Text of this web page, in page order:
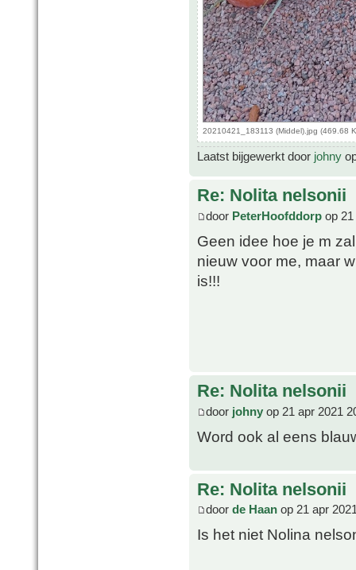
20210421_183113 (Middel).jpg (469.68
Laatst bijgewerkt door johny
Re: Nolita nelsonii
door PeterHoofddorp op
Geen idee hoe je m
nieuw voor me, maar
is!!!
Re: Nolita nelsonii
door johny op 21 apr 2021
Word ook al eens
Re: Nolita nelsonii
door de Haan op 21 apr
Is het niet Nolina